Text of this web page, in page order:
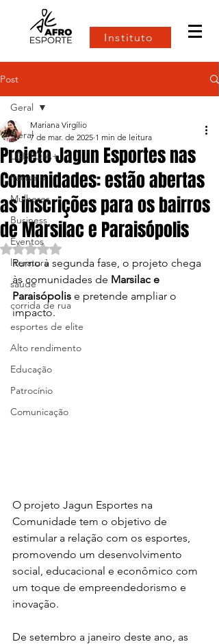
Instituto
Post
Geral
LGBTQIA+
Racismo
Mulheres
Business
Eventos
literatura
saúde
corrida de rua
esportes de elite
Alto rendimento
Educação
Patrocínio
Comunicação
Geral
Projeto Jagun Esportes nas
Comunidades: estão abertas
as inscrições para os bairros
de Marsilac e Paraisópolis
Mariana Virgílio
7 de mar. de 2025 1 min de leitura
Avaliado com NaN de 5 estrelas.
Rumo à segunda fase, o projeto chega
às comunidades de Marsilac e
Paraisópolis e pretende ampliar o
impacto.
O projeto Jagun Esportes na
Comunidade tem o objetivo de
estimular a relação com os esportes,
promovendo um desenvolvimento
social, educacional e econômico com
um toque de empreendedorismo e
inovação.
De setembro a janeiro deste ano, as